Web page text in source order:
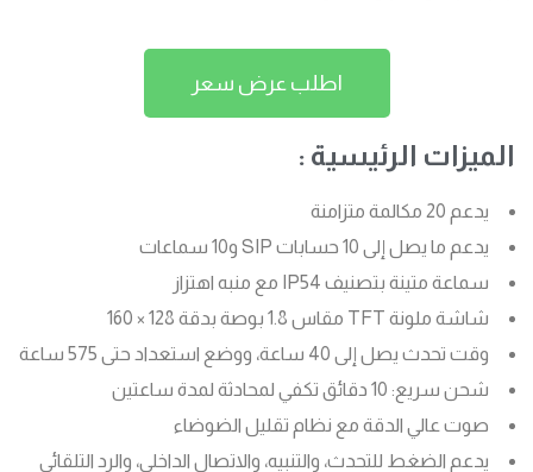
اطلب عرض سعر
الميزات الرئيسية :
يدعم 20 مكالمة متزامنة
يدعم ما يصل إلى 10 حسابات SIP و10 سماعات
سماعة متينة بتصنيف IP54 مع منبه اهتزاز
شاشة ملونة TFT مقاس 1.8 بوصة بدقة 128 × 160
وقت تحدث يصل إلى 40 ساعة، ووضع استعداد حتى 575 ساعة
شحن سريع: 10 دقائق تكفي لمحادثة لمدة ساعتين
صوت عالي الدقة مع نظام تقليل الضوضاء
يدعم الضغط للتحدث، والتنبيه، والاتصال الداخلي، والرد التلقائي